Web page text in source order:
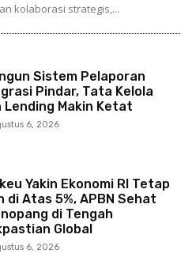
kolaborasi strategis,...
Sistem Pelaporan
Pindar, Tata Kelola
Lending Makin Ketat
6, 2026
Yakin Ekonomi RI Tetap
di Atas 5%, APBN Sehat
di Tengah
Global
6, 2026